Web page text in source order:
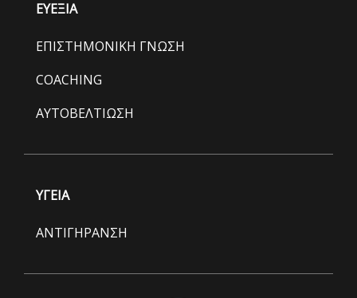
ΕΥΕΞΙΑ
ΕΠΙΣΤΗΜΟΝΙΚΗ ΓΝΩΣΗ
COACHING
ΑΥΤΟΒΕΛΤΙΩΣΗ
ΥΓΕΙΑ
ΑΝΤΙΓΗΡΑΝΣΗ